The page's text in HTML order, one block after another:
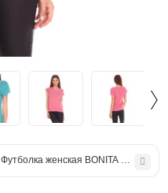
Футболка женская BONITA вискоза